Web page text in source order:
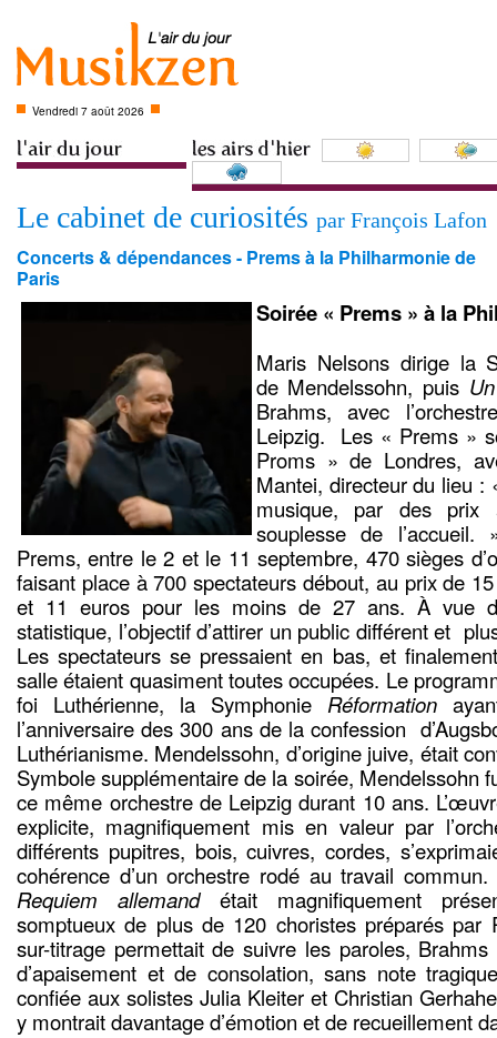
Vendredi 7 août 2026
Le cabinet de curiosités par François Lafon
Concerts & dépendances - Prems à la Philharmonie de
Paris
Soirée « Prems » à la
Maris Nelsons dirige la
de Mendelssohn, puis
Brahms, avec
Leipzig. Les « Prems »
Proms » de Londres,
Mantei, directeur du lieu :
musique, par des prix
souplesse de
Prems, entre le 2 et le 11 septembre, 470 sièges
faisant place à 700 spectateurs débout, au prix de
et 11 euros pour les moins de 27 ans. À vue
statistique, l’objectif d’attirer un public différent et
Les spectateurs se pressaient en bas, et
salle étaient quasiment toutes occupées. Le
foi Luthérienne, la Symphonie Réformation
l’anniversaire des 300 ans de la confession
Luthérianisme. Mendelssohn, d’origine juive, était
Symbole supplémentaire de la soirée, Mendelssohn
ce même orchestre de Leipzig durant 10 ans.
explicite, magnifiquement mis en valeur par
différents pupitres, bois, cuivres, cordes,
cohérence d’un orchestre rodé au travail
Requiem allemandétait magnifiquement
somptueux de plus de 120 choristes préparés par
sur-titrage permettait de suivre les paroles,
d’apaisement et de consolation, sans note
confiée aux solistes Julia Kleiter et Christian
y montrait davantage d’émotion et de recueillement